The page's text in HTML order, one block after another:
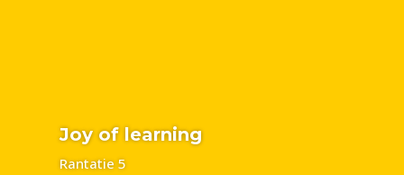
Joy of learning
Rantatie 5